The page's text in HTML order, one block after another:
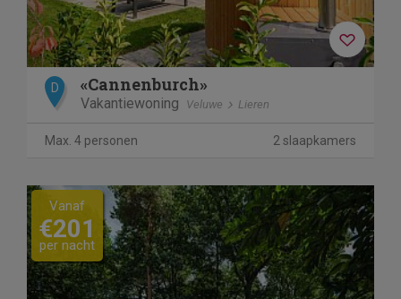
D «Cannenburch»
Vakantiewoning Veluwe Lieren
Max. 4 personen 2 slaapkamers
Previous Next
Vanaf
€201
per nacht